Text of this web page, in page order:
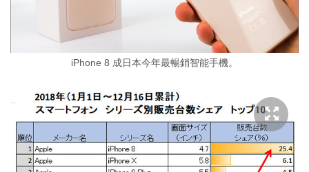
iPhone 8 成日本今年最暢銷智能手機。